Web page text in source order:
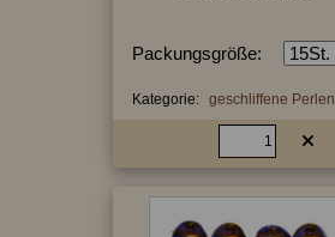
Packungsgröße:
Kategorie: geschliffene Perlen